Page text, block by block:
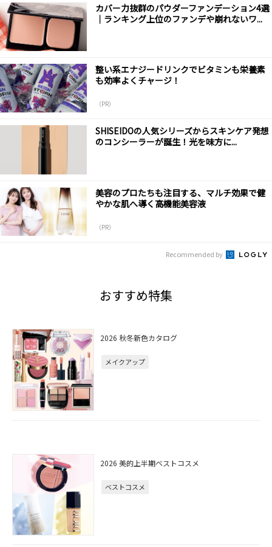
カバー力抜群のパウダーファンデーション4選
｜ランキング上位のファンデや崩れないワ...
整い系エナジードリンクでビタミンも栄養素
も効率よくチャージ！
（PR）
SHISEIDOの人気シリーズからスキンケア発想
のコンシーラーが誕生！光を味方に...
美容のプロたちも注目する、マルチ効果で健
やかな肌へ導く高機能美容液
（PR）
Recommended by
おすすめ特集
2026 秋冬新色カタログ
メイクアップ
2026 美的上半期ベストコスメ
ベストコスメ